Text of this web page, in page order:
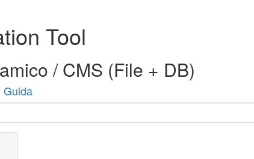
Tool
/ CMS (File + DB)
Guida